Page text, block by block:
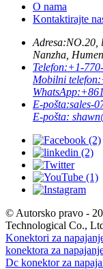
O nama
Kontaktirajte
Adresa:NO.20,
Nanzha,
Telefon:+1-
Mobilni telefon:
WhatsApp:
E-pošta:sales-
E-pošta:
© Autorsko pravo -
Technological Co.,
Konektori za
konektora za
Dc konektor za